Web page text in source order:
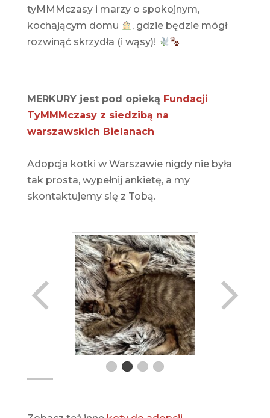
tyMMMczasy i marzy o spokojnym,
kochającym domu
, gdzie będzie mógł
rozwinąć skrzydła (i wąsy)!
MERKURY jest pod opieką Fundacji
TyMMMczasy z siedzibą na
warszawskich Bielanach
Adopcja kotki w Warszawie nigdy nie była
tak prosta, wypełnij ankietę, a my
skontaktujemy się z Tobą.